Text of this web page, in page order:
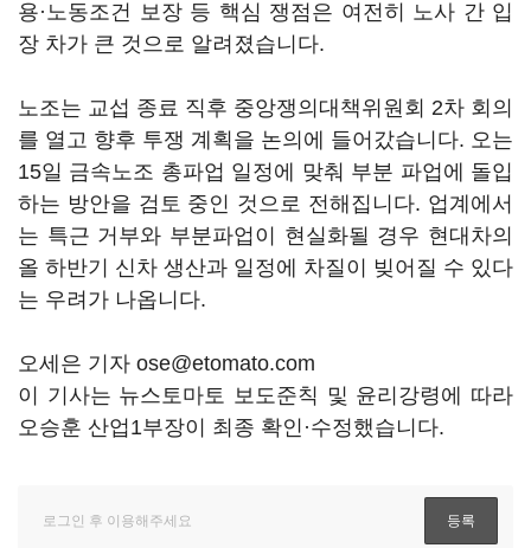
용·노동조건 보장 등 핵심 쟁점은 여전히 노사 간 입
장 차가 큰 것으로 알려졌습니다.
노조는 교섭 종료 직후 중앙쟁의대책위원회 2차 회의
를 열고 향후 투쟁 계획을 논의에 들어갔습니다. 오는
15일 금속노조 총파업 일정에 맞춰 부분 파업에 돌입
하는 방안을 검토 중인 것으로 전해집니다. 업계에서
는 특근 거부와 부분파업이 현실화될 경우 현대차의
올 하반기 신차 생산과 일정에 차질이 빚어질 수 있다
는 우려가 나옵니다.
오세은 기자 ose@etomato.com
이 기사는 뉴스토마토 보도준칙 및 윤리강령에 따라
오승훈 산업1부장이 최종 확인·수정했습니다.